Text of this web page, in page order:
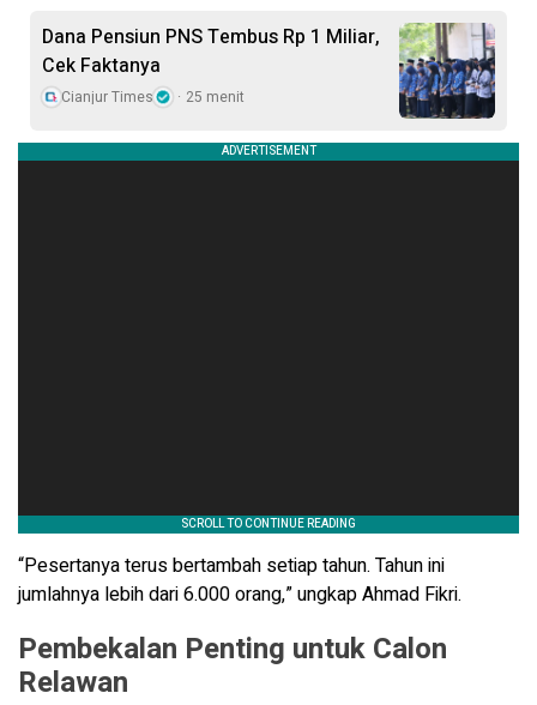
Dana Pensiun PNS Tembus Rp 1 Miliar,
Cek Faktanya
Cianjur Times 25 menit
“Pesertanya terus bertambah setiap tahun. Tahun ini
jumlahnya lebih dari 6.000 orang,” ungkap Ahmad Fikri.
Pembekalan Penting untuk Calon
Relawan